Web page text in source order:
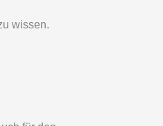
wissen.